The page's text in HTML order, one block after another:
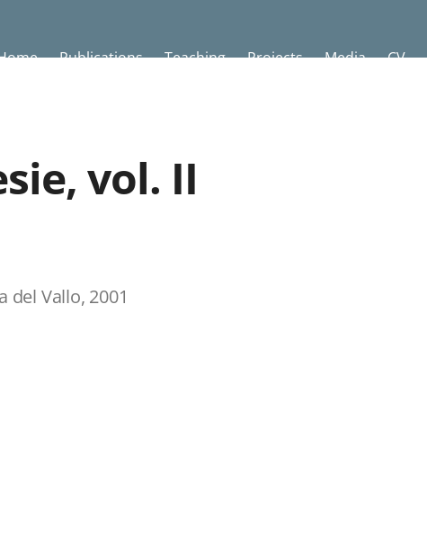
Publications Teaching Projects Media CV
vol. II
del Vallo, 2001